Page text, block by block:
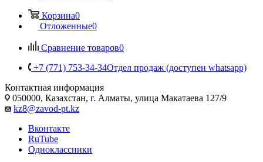
Корзина0
Отложенные0
Сравнение товаров0
+7 (771) 753-34-34Отдел продаж (доступен whatsapp)
Контактная информация
050000, Казахстан, г. Алматы, улица Макатаева 127/9
kz8@zavod-pt.kz
Вконтакте
RuTube
Одноклассники